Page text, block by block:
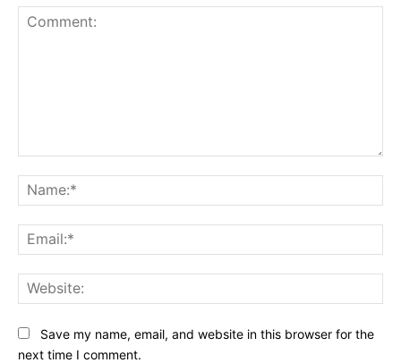
Save my name, email, and website in this browser for the
next time I comment.